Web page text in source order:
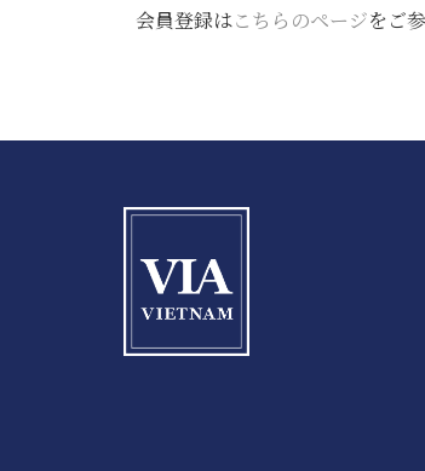
会員登録はこちらのページをご